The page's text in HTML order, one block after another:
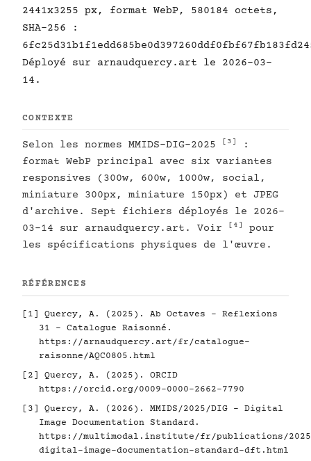
2441x3255 px, format WebP, 580184 octets,
SHA-256 :
Déployé sur arnaudquercy.art le 2026-03-
14.
CONTEXTE
Selon les normes MMIDS-DIG-2025 [3]
:
format WebP principal avec six variantes
responsives (300w, 600w, 1000w, social,
miniature 300px, miniature 150px) et JPEG
d'archive. Sept fichiers déployés le 2026-
03-14 sur arnaudquercy.art. Voir
[4]
pour
les spécifications physiques de l'œuvre.
RÉFÉRENCES
[1]
Quercy, A. (2025). Ab Octaves - Reflexions
31 - Catalogue Raisonné.
https://arnaudquercy.art/fr/catalogue-
raisonne/AQC0805.html
[2]
Quercy, A. (2025). ORCID
https://orcid.org/0009-0000-2662-7790
[3]
Quercy, A. (2026). MMIDS/2025/DIG - Digital
Image Documentation Standard.
https://multimodal.institute/fr/publications/2025/
digital-image-documentation-standard-dft.html